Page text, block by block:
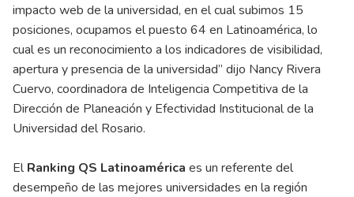
impacto web de la universidad, en el cual subimos 15
posiciones, ocupamos el puesto 64 en Latinoamérica, lo
cual es un reconocimiento a los indicadores de visibilidad,
apertura y presencia de la universidad” dijo Nancy Rivera
Cuervo, coordinadora de Inteligencia Competitiva de la
Dirección de Planeación y Efectividad Institucional de la
Universidad del Rosario.
ElRanking QS Latinoamérica es un referente del
desempeño de las mejores universidades en la región